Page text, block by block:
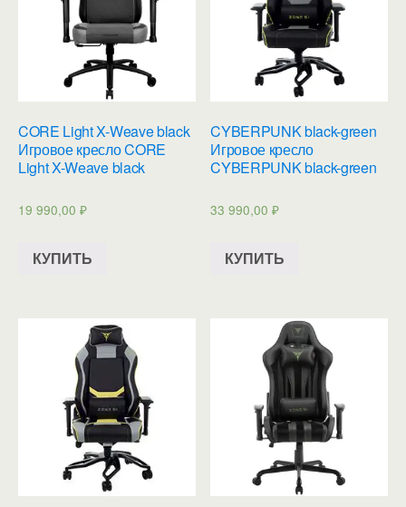
CORE Light X-Weave black
Игровое кресло CORE
Light X-Weave black
19 990,00 ₽
КУПИТЬ
CYBERPUNK black-green
Игровое кресло
CYBERPUNK black-green
33 990,00₽
КУПИТЬ